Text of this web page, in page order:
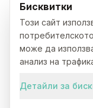
Бисквитки
Този сайт
може да
анализ на
Детайли за